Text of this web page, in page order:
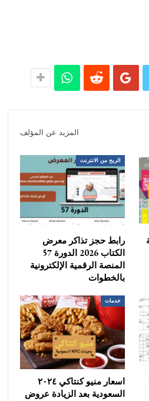
المزيد عن المؤلف
الربح من الانترنت
رابط حجز تذاكر معرض
الكتاب 2026 الدورة 57
المنصة الرقمية الإلكترونية
بالخطوات
خدمات
اسعار منيو كنتاكي ٢٠٢٤
السعودية بعد الزيادة عروض